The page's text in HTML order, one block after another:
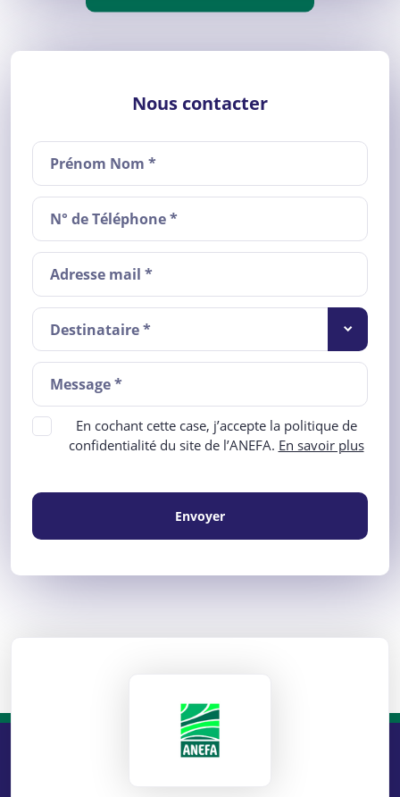
Nous contacter
Destinataire *
En cochant cette case, j’accepte la politique de
confidentialité du site de l’ANEFA. En savoir plus
Envoyer